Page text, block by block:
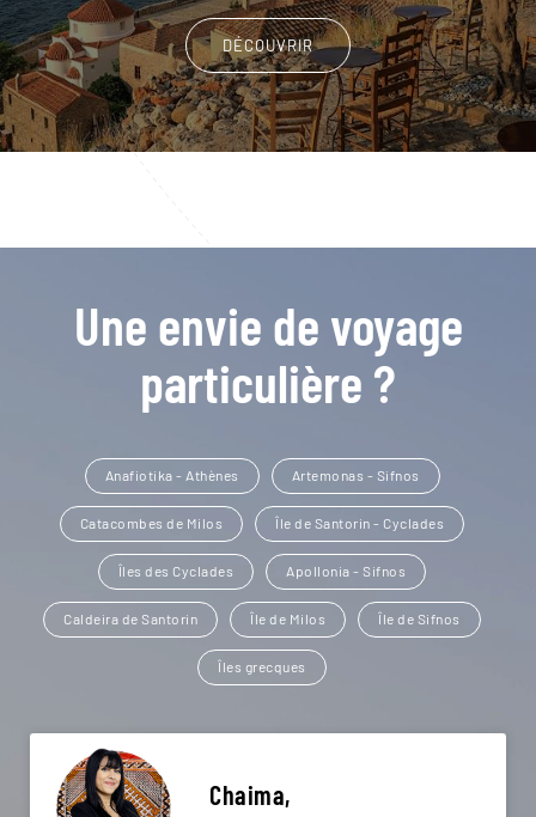
DÉCOUVRIR
Une envie de voyage
particulière ?
Anafiotika - Athènes Artemonas - Sifnos
Catacombes de Milos Île de Santorin - Cyclades
Îles des Cyclades Apollonia - Sifnos
Caldeira de Santorin Île de Milos Île de Sifnos
Îles grecques
Chaima,